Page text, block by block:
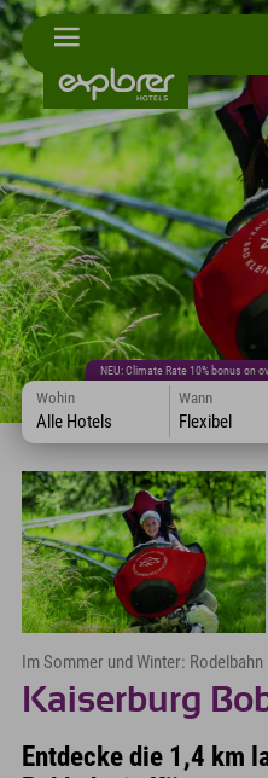
NEU: Climate Rate 10% bonus on
Wohin
Alle Hotels
Wann
Flexibel
Im Sommer und Winter:
Kaiserburg
Entdecke die 1,4 km